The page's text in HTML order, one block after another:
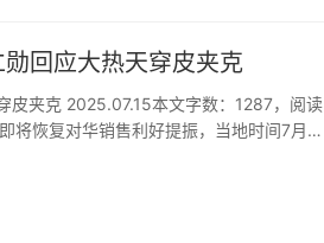
回应大热天穿皮夹克
皮夹克 2025.07.15本文字数：1287，阅读
将恢复对华销售利好提振，当地时间7月